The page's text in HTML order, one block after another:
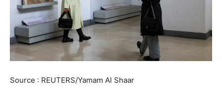
Source : REUTERS/Yamam Al Shaar